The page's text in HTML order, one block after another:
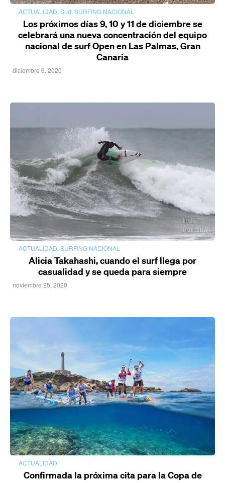
ACTUALIDAD, Surf, SURFING NACIONAL
Los próximos días 9, 10 y 11 de diciembre se
celebrará una nueva concentración del equipo
nacional de surf Open en Las Palmas, Gran
Canaria
diciembre 6, 2020
ACTUALIDAD, SURFING NACIONAL
Alicia Takahashi, cuando el surf llega por
casualidad y se queda para siempre
noviembre 25, 2020
ACTUALIDAD
Confirmada la próxima cita para la Copa de